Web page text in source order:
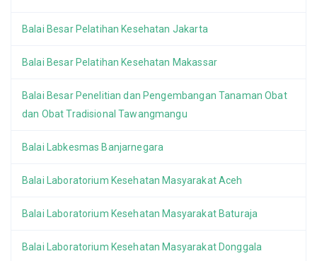
Balai Besar Pelatihan Kesehatan Jakarta
Balai Besar Pelatihan Kesehatan Makassar
Balai Besar Penelitian dan Pengembangan Tanaman Obat
dan Obat Tradisional Tawangmangu
Balai Labkesmas Banjarnegara
Balai Laboratorium Kesehatan Masyarakat Aceh
Balai Laboratorium Kesehatan Masyarakat Baturaja
Balai Laboratorium Kesehatan Masyarakat Donggala